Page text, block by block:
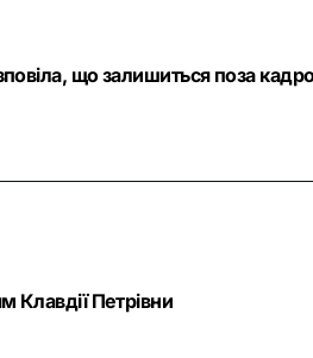
що залишиться поза
Клавдії Петрівни